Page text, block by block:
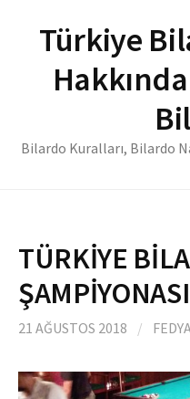
Türkiye
Bilardo Kuralları, Bilardo
TÜRKİYE
ŞAMPİYONASI
21 AĞUSTOS 2018 /